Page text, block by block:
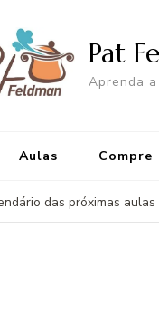
Pat
Aprenda
Aulas Compre
das próximas